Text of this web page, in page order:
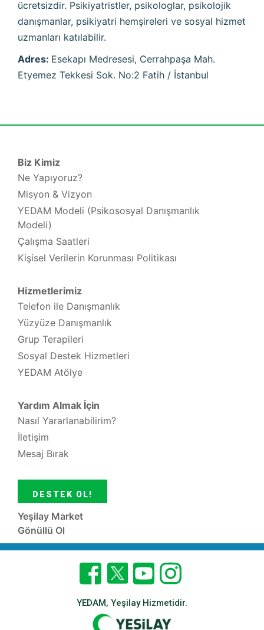
ücretsizdir. Psikiyatristler, psikologlar, psikolojik
danışmanlar, psikiyatri hemşireleri ve sosyal hizmet
uzmanları katılabilir.
Adres: Esekapı Medresesi, Cerrahpaşa Mah.
Etyemez Tekkesi Sok. No:2 Fatih / İstanbul
Biz Kimiz
Ne Yapıyoruz?
Misyon & Vizyon
YEDAM Modeli (Psikososyal Danışmanlık
Modeli)
Çalışma Saatleri
Kişisel Verilerin Korunması Politikası
Hizmetlerimiz
Telefon ile Danışmanlık
Yüzyüze Danışmanlık
Grup Terapileri
Sosyal Destek Hizmetleri
YEDAM Atölye
Yardım Almak İçin
Nasıl Yararlanabilirim?
İletişim
Mesaj Bırak
DESTEK OL!
Yeşilay Market
Gönüllü Ol
YEDAM, Yeşilay Hizmetidir.